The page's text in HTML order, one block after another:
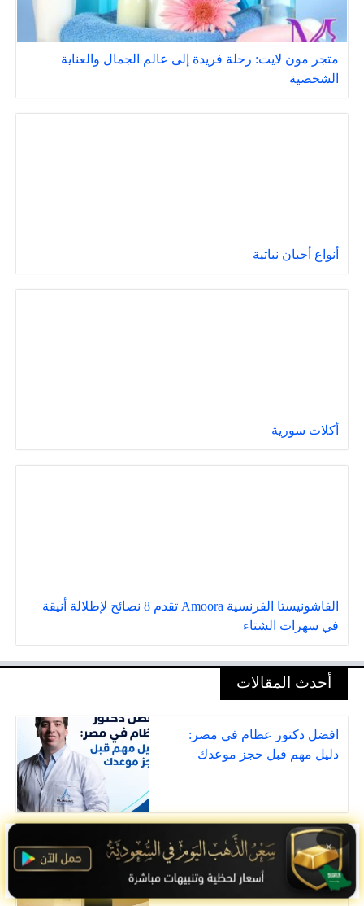
متجر مون لايت: رحلة فريدة إلى عالم الجمال والعناية
الشخصية
أنواع أجبان نباتية
أكلات سورية
الفاشونيستا الفرنسية Amoora تقدم 8 نصائح لإطلالة أنيقة
في سهرات الشتاء
أحدث المقالات
افضل دكتور عظام في مصر:
دليل مهم قبل حجز موعدك
كيف يمكنك تحرير مساحة تخزين
الهاتف الذكي بسرعة؟
×